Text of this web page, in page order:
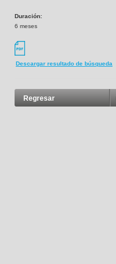
Duración:
6 meses
Descargar resultado de búsqueda
Regresar